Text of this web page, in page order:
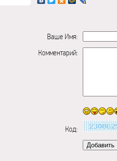
Ваше Имя:
Комментарий:
Код: